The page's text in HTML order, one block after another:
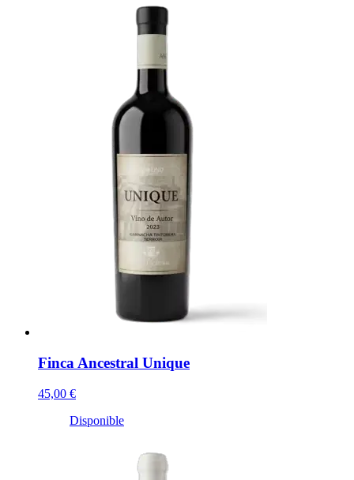
Finca Ancestral Unique
45,00 €
Disponible